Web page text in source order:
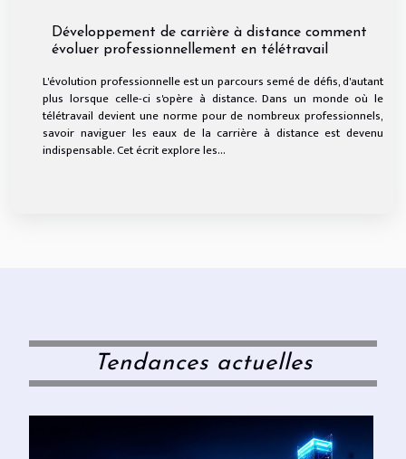
Développement de carrière à distance comment
évoluer professionnellement en télétravail
L'évolution professionnelle est un parcours semé de défis, d'autant
plus lorsque celle-ci s'opère à distance. Dans un monde où le
télétravail devient une norme pour de nombreux professionnels,
savoir naviguer les eaux de la carrière à distance est devenu
indispensable. Cet écrit explore les...
Tendances actuelles